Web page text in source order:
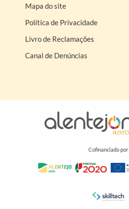
Mapa do site
Política de Privacidade
Livro de Reclamações
Canal de Denúncias
Cofinanciado por